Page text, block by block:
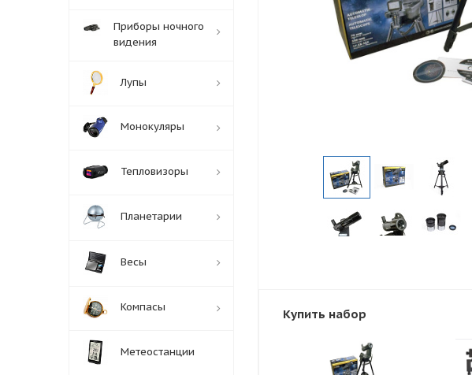
Купить набор
Приборы ночного
видения
Лупы
Монокуляры
Тепловизоры
Планетарии
Весы
Компасы
Метеостанции